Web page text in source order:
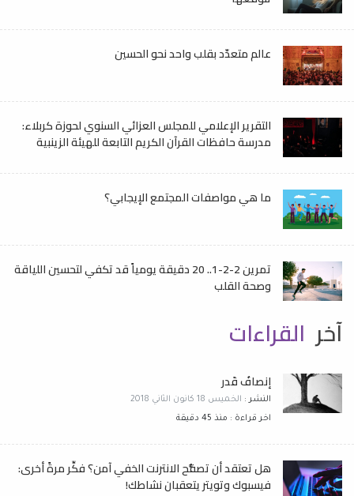
عالم متعدّد بقلب واحد نحو الحسين
التقرير الإعلامي للمجلس العزائي السنوي لحوزة كربلاء:
مدرسة حافظات القرآن الكريم التابعة للهيئة الزينبية
ما هي مواصفات المجتمع الإيجابي؟
تمرين 2-2-1.. 20 دقيقة يومياً قد تكفي لتحسين اللياقة
وصحة القلب
آخر القراءات
إنصافُ قَدر
النشر : الخميس 18 كانون الثاني 2018
اخر قراءة : منذ 45 دقيقة
هل تعتقد أن تصفُّح الانترنت الخفي آمن؟ فكِّر مرةً أخرى:
فيسبوك وتويتر يتعقبان نشاطك!